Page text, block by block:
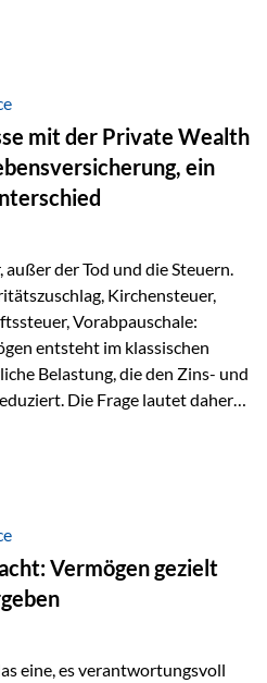
Seit der
tätige Personen in der
die Weiterbildungsdatenbank
Bildungsmaßnahmen
werden. „gut beraten“
können unsere
mit der Private Wealth
ein
der Tod und die Steuern.
Kirchensteuer,
Vorabpauschale:
entsteht im klassischen
Belastung, die den Zins- und
Die Frage lautet daher:
– sondern möglichst lange im
Fondsbesteuerung
Kein steuerlicher Abzug
Gebühren /
Steuerreporting erforderlich
werden laufend
Vermögen gezielt
eine, es verantwortungsvoll